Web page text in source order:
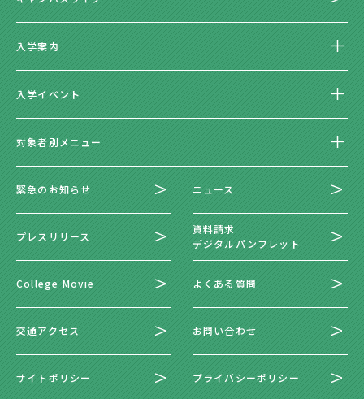
入学案内
入学イベント
対象者別メニュー
緊急のお知らせ ニュース
プレスリリース
資料請求
デジタルパンフレット
College Movie よくある質問
交通アクセス お問い合わせ
サイトポリシー プライバシーポリシー